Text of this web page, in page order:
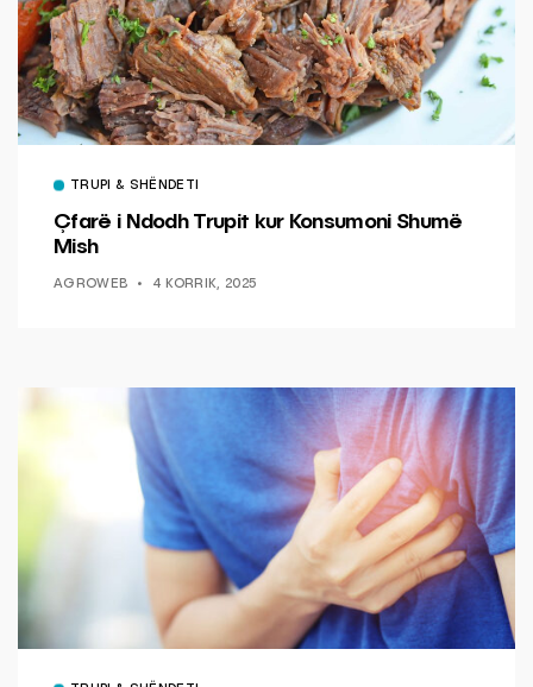
TRUPI & SHËNDETI
Çfarë i Ndodh Trupit kur Konsumoni Shumë
Mish
AGROWEB 4 KORRIK, 2025